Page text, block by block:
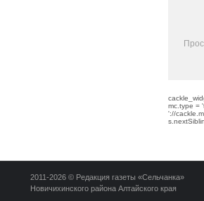
mc.type =
'://
2011-2026 © Редакция газеты «Сельчанка»
Новичихинского района Алтайского края